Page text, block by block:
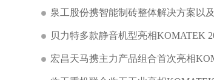
泉工股份携智能制砖整体解决方案以
贝力特多款静音机型亮相KOMATEK
宏昌天马携主力产品组合首次亮相